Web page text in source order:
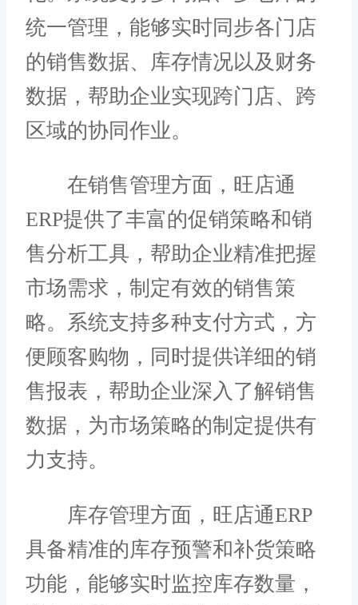
统一管理，能够实时同步各门店
的销售数据、库存情况以及财务
数据，帮助企业实现跨门店、跨
区域的协同作业。
在销售管理方面，旺店通
ERP提供了丰富的促销策略和销
售分析工具，帮助企业精准把握
市场需求，制定有效的销售策
略。系统支持多种支付方式，方
便顾客购物，同时提供详细的销
售报表，帮助企业深入了解销售
数据，为市场策略的制定提供有
力支持。
库存管理方面，旺店通ERP
具备精准的库存预警和补货策略
功能，能够实时监控库存数量，